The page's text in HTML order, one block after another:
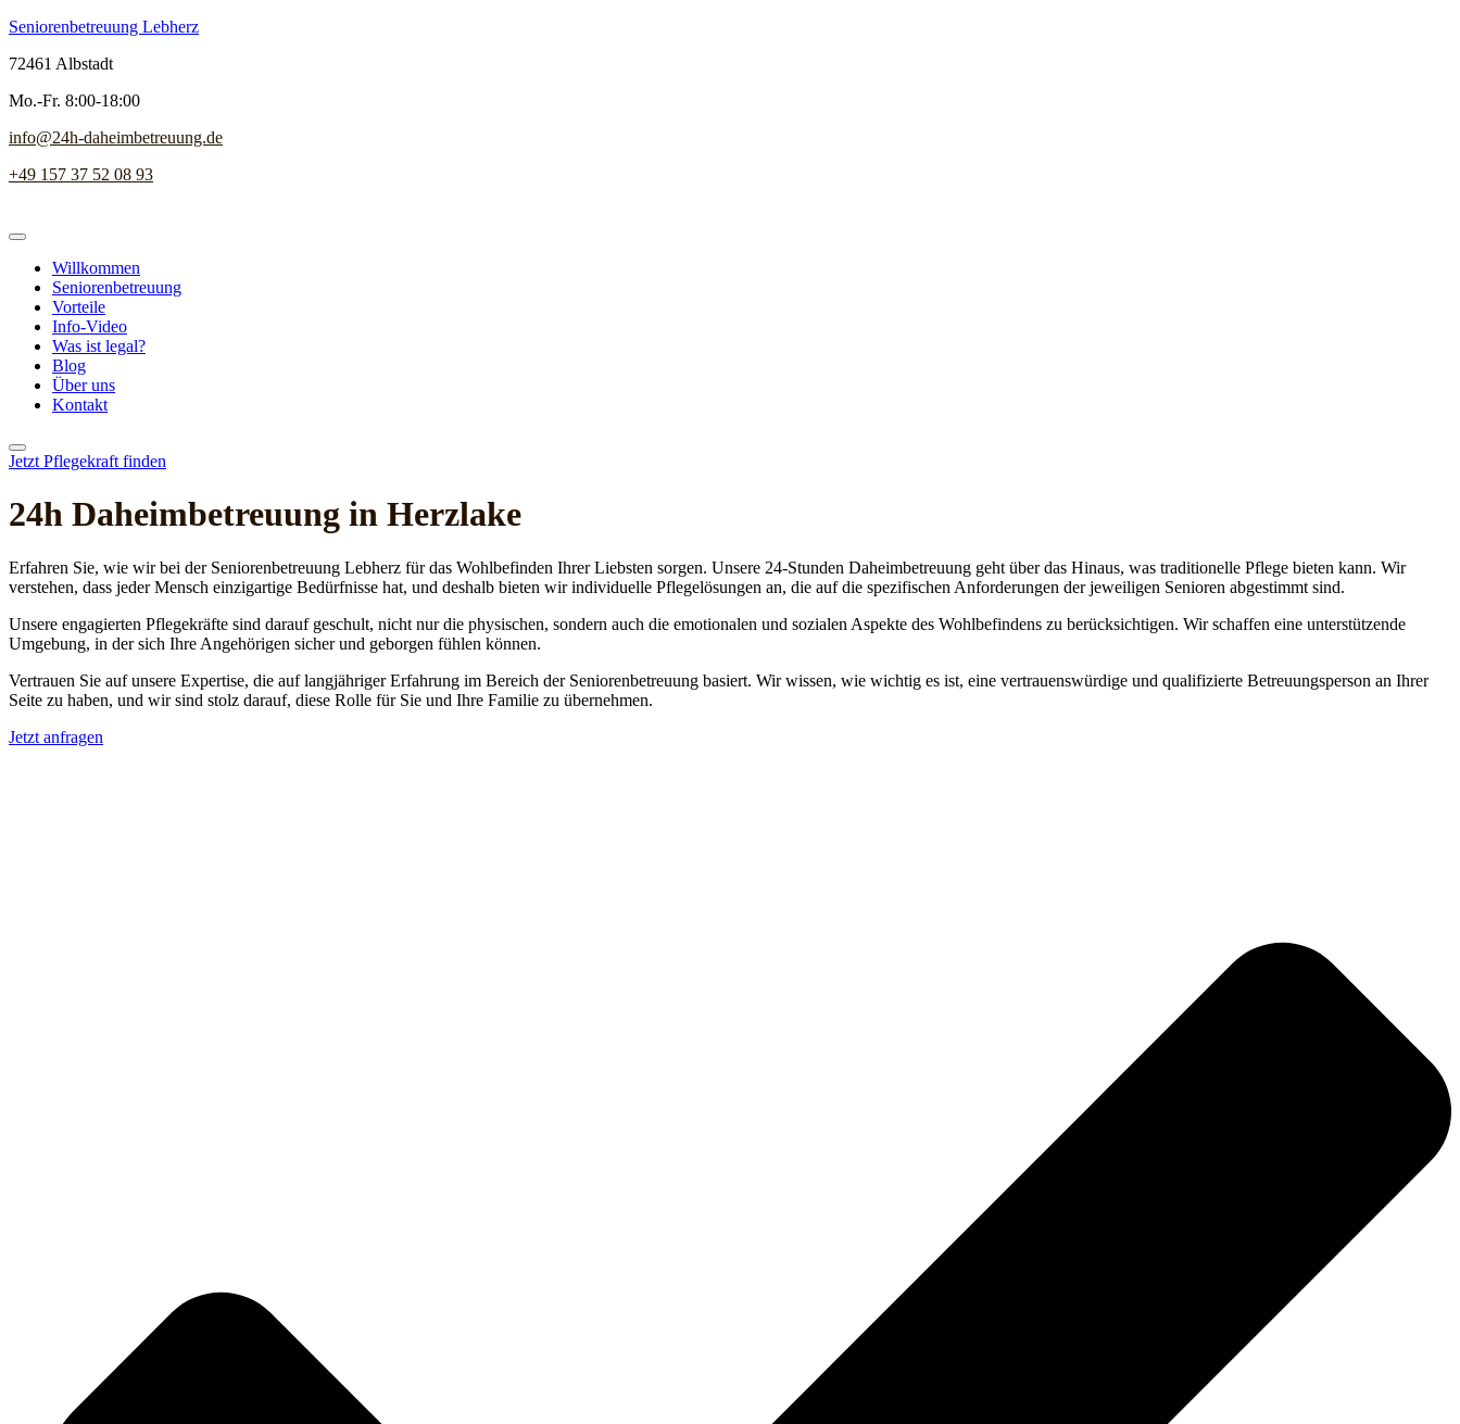
Seniorenbetreuung Lebherz
72461 Albstadt
Mo.-Fr. 8:00-18:00
info@24h-daheimbetreuung.de
+49 157 37 52 08 93
Willkommen
Seniorenbetreuung
Vorteile
Info-Video
Was ist legal?
Blog
Über uns
Kontakt
Jetzt Pflegekraft finden
24h Daheim­betreuung in Herzlake
Erfahren Sie, wie wir bei der Seniorenbetreuung Lebherz für das Wohlbefinden Ihrer Liebsten sorgen. Unsere 24-Stunden Daheimbetreuung geht über das Hinaus, was traditionelle Pflege bieten kann. Wir
verstehen, dass jeder Mensch einzigartige Bedürfnisse hat, und deshalb bieten wir individuelle Pflegelösungen an, die auf die spezifischen Anforderungen der jeweiligen Senioren abgestimmt sind.
Unsere engagierten Pflegekräfte sind darauf geschult, nicht nur die physischen, sondern auch die emotionalen und sozialen Aspekte des Wohlbefindens zu berücksichtigen. Wir schaffen eine unterstützende
Umgebung, in der sich Ihre Angehörigen sicher und geborgen fühlen können.
Vertrauen Sie auf unsere Expertise, die auf langjähriger Erfahrung im Bereich der Seniorenbetreuung basiert. Wir wissen, wie wichtig es ist, eine vertrauenswürdige und qualifizierte Betreuungsperson an Ihrer
Seite zu haben, und wir sind stolz darauf, diese Rolle für Sie und Ihre Familie zu übernehmen.
Jetzt anfragen